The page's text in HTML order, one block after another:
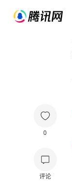
0
评论